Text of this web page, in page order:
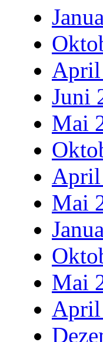
April
Juni
Mai
April
Mai
Mai
April